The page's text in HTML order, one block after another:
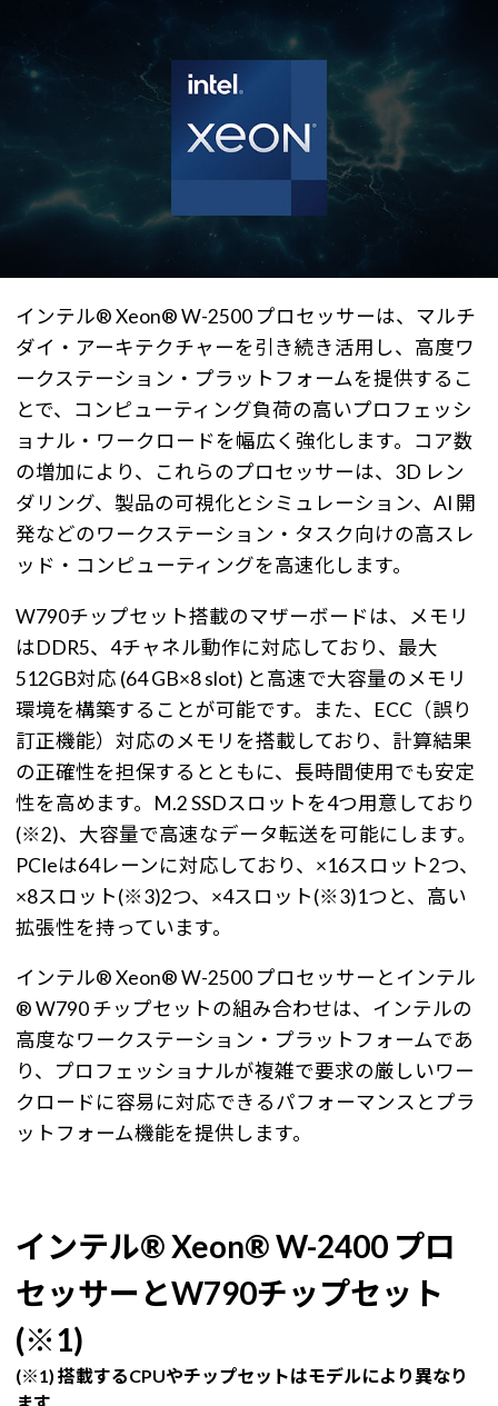
インテル® Xeon® W-2500 プロセッサーは、マルチ
ダイ・アーキテクチャーを引き続き活用し、高度ワ
ークステーション・プラットフォームを提供するこ
とで、コンピューティング負荷の高いプロフェッシ
ョナル・ワークロードを幅広く強化します。コア数
の増加により、これらのプロセッサーは、3D レン
ダリング、製品の可視化とシミュレーション、AI 開
発などのワークステーション・タスク向けの高スレ
ッド・コンピューティングを高速化します。
W790チップセット搭載のマザーボードは、メモリ
はDDR5、4チャネル動作に対応しており、最大
512GB対応 (64 GB×8 slot) と高速で大容量のメモリ
環境を構築することが可能です。また、ECC（誤り
訂正機能）対応のメモリを搭載しており、計算結果
の正確性を担保するとともに、長時間使用でも安定
性を高めます。M.2 SSDスロットを4つ用意しており
(※2)、大容量で高速なデータ転送を可能にします。
PCIeは64レーンに対応しており、×16スロット2つ、
×8スロット(※3)2つ、×4スロット(※3)1つと、高い
拡張性を持っています。
インテル® Xeon® W-2500 プロセッサーとインテル
® W790 チップセットの組み合わせは、インテルの
高度なワークステーション・プラットフォームであ
り、プロフェッショナルが複雑で要求の厳しいワー
クロードに容易に対応できるパフォーマンスとプラ
ットフォーム機能を提供します。
インテル® Xeon® W-2400 プロ
セッサーとW790チップセット
(※1)
(※1) 搭載するCPUやチップセットはモデルにより異なり